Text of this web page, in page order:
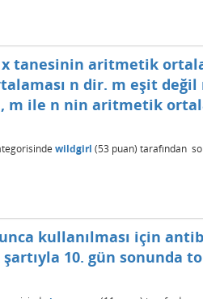
tanesinin aritmetik
n dir. m eşit değil
m ile n nin aritmetik
wildgirl (53 puan) tarafından
kullanılması için
10. gün sonunda